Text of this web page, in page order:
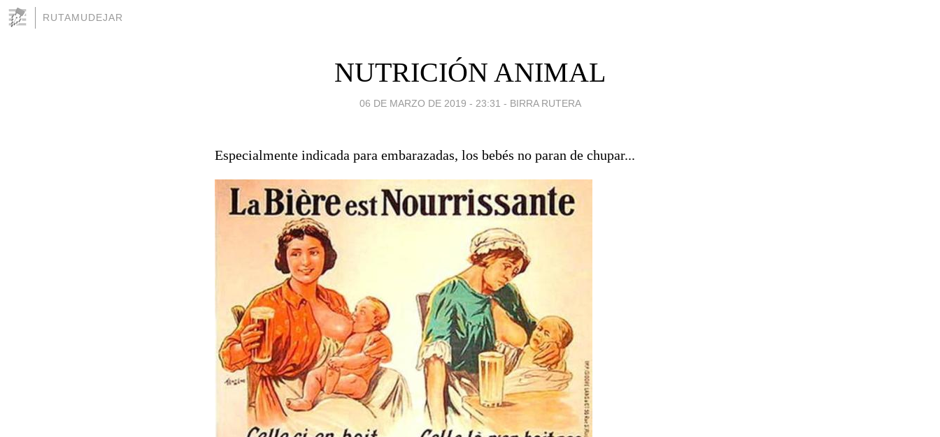
RUTAMUDEJAR
NUTRICIÓN ANIMAL
06 DE MARZO DE 2019 - 23:31 - BIRRA RUTERA
Especialmente indicada para embarazadas, los bebés no paran de chupar...